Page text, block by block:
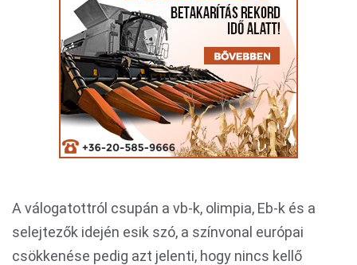
A válogatottról csupán a vb-k, olimpia, Eb-k és a
selejtezők idején esik szó, a színvonal európai
csökkenése pedig azt jelenti, hogy nincs kellő